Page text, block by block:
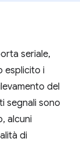
seriale,
esplicito i
del
segnali sono
alcuni
di